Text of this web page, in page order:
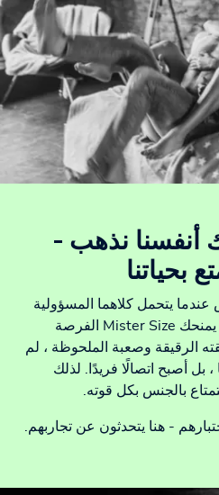
أنفسنا نذهب -
بحياتنا
يتحمل كلاهما المسؤولية
معًا ثم ينغمس في شعور جيد. يمنحك Mister Size الفرصة
الرقيقة وصعبة الملحوظة ، لم
بل أصبح اتصالًا فريدًا. لذلك
بالجنس بكل قوته.
- هنا يتحدثون عن تجاربهم.